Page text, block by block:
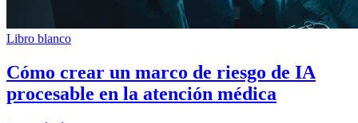
Libro blanco
Cómo crear un marco de riesgo de IA
procesable en la atención médica